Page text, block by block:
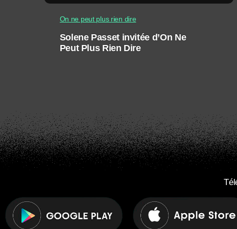
On ne peut plus rien dire
Solene Passet invitée d’On Ne
Peut Plus Rien Dire